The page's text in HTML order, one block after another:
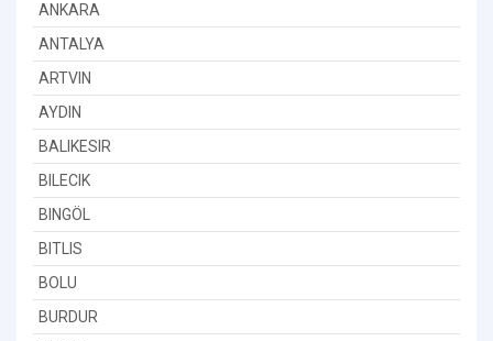
ANKARA
ANTALYA
ARTVIN
AYDIN
BALIKESIR
BILECIK
BINGÖL
BITLIS
BOLU
BURDUR